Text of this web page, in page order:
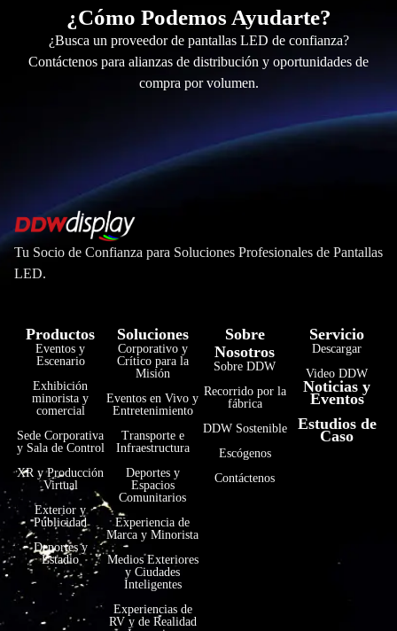
¿Cómo Podemos Ayudarte?
¿Busca un proveedor de pantallas LED de confianza?
Contáctenos para alianzas de distribución y oportunidades de
compra por volumen.
Tu Socio de Confianza para Soluciones Profesionales de Pantallas
LED.
Productos
Eventos y
Escenario
Exhibición
minorista y
comercial
Sede Corporativa
y Sala de Control
XR y Producción
Virtual
Exterior y
Publicidad
Deportes y
Estadio
Soluciones
Corporativo y
Crítico para la
Misión
Eventos en Vivo y
Entretenimiento
Transporte e
Infraestructura
Deportes y
Espacios
Comunitarios
Experiencia de
Marca y Minorista
Medios Exteriores
y Ciudades
Inteligentes
Experiencias de
RV y de Realidad
Sobre
Nosotros
Sobre DDW
Recorrido por la
fábrica
DDW Sostenible
Escógenos
Contáctenos
Servicio
Descargar
Video DDW
Noticias y
Eventos
Estudios de
Caso
Bahasa Indonesia
हिन्दी
فارسی